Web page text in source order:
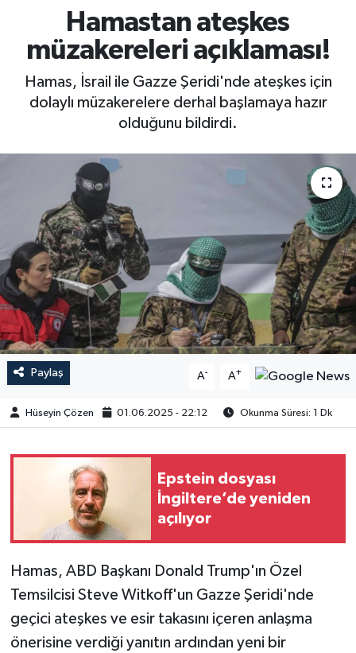
Hamastan ateşkes
müzakereleri açıklaması!
Hamas, İsrail ile Gazze Şeridi'nde ateşkes için
dolaylı müzakerelere derhal başlamaya hazır
olduğunu bildirdi.
Paylaş A- A+
Hüseyin Çözen 01.06.2025 - 22:12 Okunma Süresi: 1 Dk
Epstein dosyası
İngiltere’de yeniden
açılıyor
Hamas, ABD Başkanı Donald Trump'ın Özel
Temsilcisi Steve Witkoff'un Gazze Şeridi'nde
geçici ateşkes ve esir takasını içeren anlaşma
önerisine verdiği yanıtın ardından yeni bir